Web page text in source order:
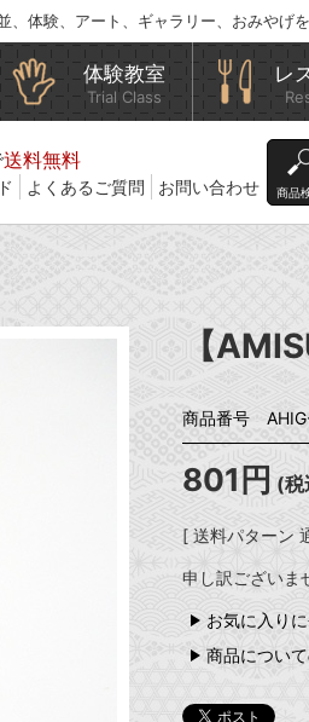
体験、アート、ギャラリー、おみやげ
体験教室
Trial Class
レ
送料無料
よくあるご質問 お問い合わせ 商品
【
商品番号
801円 (税
[ 送料パターン
申し訳ございま
お気に入り
商品につい